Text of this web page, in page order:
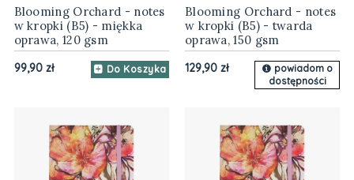
Blooming Orchard - notes
w kropki (B5) - miękka
oprawa, 120 gsm
99,90 zł Do Koszyka
Blooming Orchard - notes
w kropki (B5) - twarda
oprawa, 150 gsm
129,90 zł
powiadom o
dostępności